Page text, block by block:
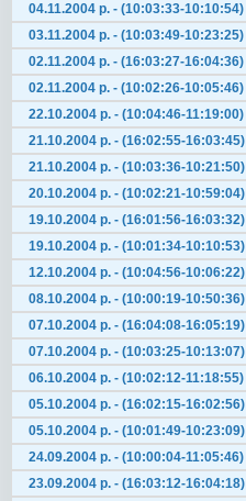
04.11.2004 р. - (10:03:33-10:10:54)
03.11.2004 р. - (10:03:49-10:23:25)
02.11.2004 р. - (16:03:27-16:04:36)
02.11.2004 р. - (10:02:26-10:05:46)
22.10.2004 р. - (10:04:46-11:19:00)
21.10.2004 р. - (16:02:55-16:03:45)
21.10.2004 р. - (10:03:36-10:21:50)
20.10.2004 р. - (10:02:21-10:59:04)
19.10.2004 р. - (16:01:56-16:03:32)
19.10.2004 р. - (10:01:34-10:10:53)
12.10.2004 р. - (10:04:56-10:06:22)
08.10.2004 р. - (10:00:19-10:50:36)
07.10.2004 р. - (16:04:08-16:05:19)
07.10.2004 р. - (10:03:25-10:13:07)
06.10.2004 р. - (10:02:12-11:18:55)
05.10.2004 р. - (16:02:15-16:02:56)
05.10.2004 р. - (10:01:49-10:23:09)
24.09.2004 р. - (10:00:04-11:05:46)
23.09.2004 р. - (16:03:12-16:04:18)